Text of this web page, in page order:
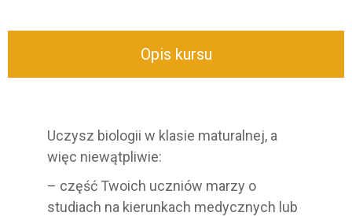
Opis kursu
Uczysz biologii w klasie maturalnej, a
więc niewątpliwie:
– część Twoich uczniów marzy o
studiach na kierunkach medycznych lub